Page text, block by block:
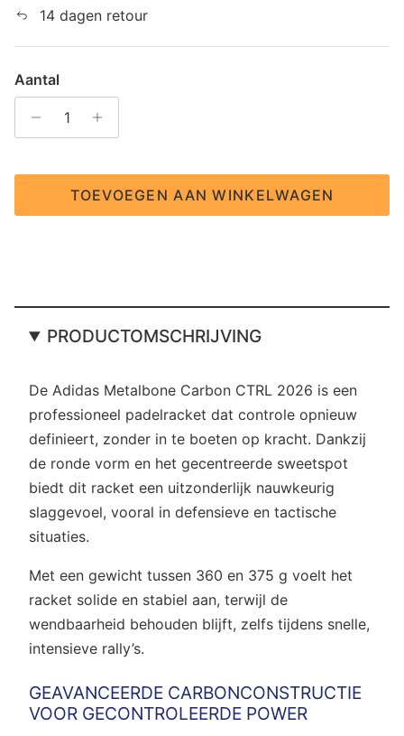
14 dagen retour
Aantal
TOEVOEGEN AAN WINKELWAGEN
PRODUCTOMSCHRIJVING
De Adidas Metalbone Carbon CTRL 2026 is een
professioneel padelracket dat controle opnieuw
definieert, zonder in te boeten op kracht. Dankzij
de ronde vorm en het gecentreerde sweetspot
biedt dit racket een uitzonderlijk nauwkeurig
slaggevoel, vooral in defensieve en tactische
situaties.
Met een gewicht tussen 360 en 375 g voelt het
racket solide en stabiel aan, terwijl de
wendbaarheid behouden blijft, zelfs tijdens snelle,
intensieve rally’s.
GEAVANCEERDE CARBONCONSTRUCTIE
VOOR GECONTROLEERDE POWER